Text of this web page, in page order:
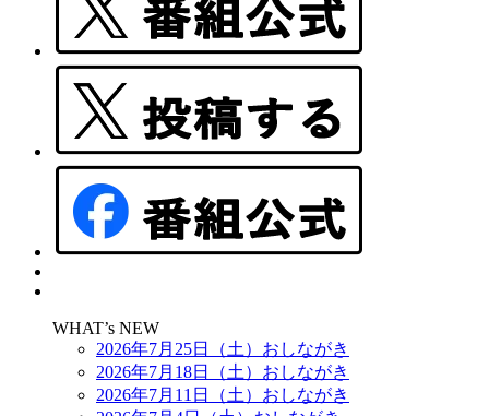
WHAT’s NEW
2026年7月25日（土）おしながき
2026年7月18日（土）おしながき
2026年7月11日（土）おしながき